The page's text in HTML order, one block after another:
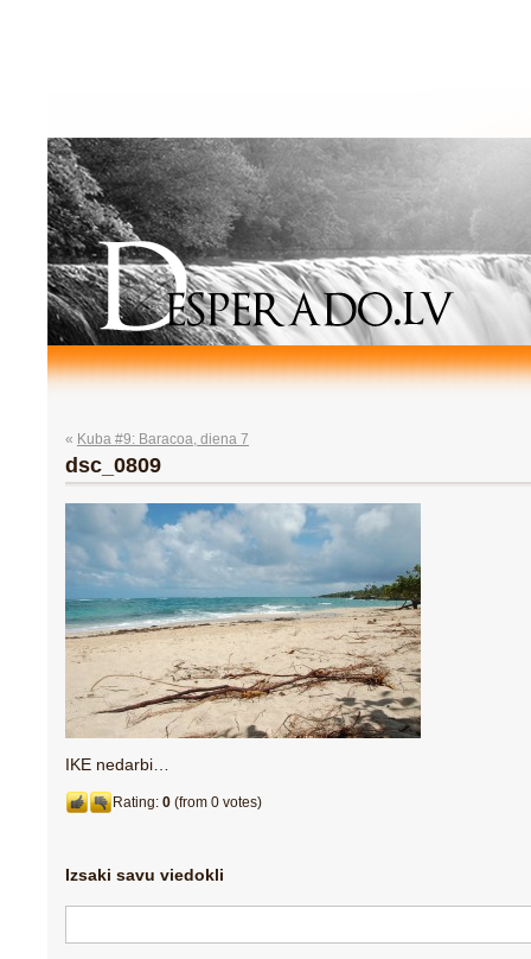
« Kuba #9: Baracoa, diena 7
dsc_0809
IKE nedarbi…
Rating: 0 (from 0 votes)
Izsaki savu viedokli